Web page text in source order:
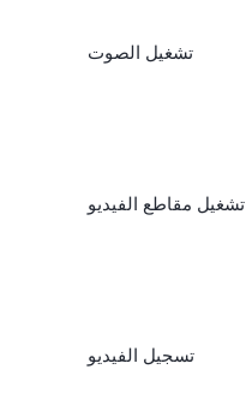
تشغيل الصوت
تشغيل مقاطع الفيديو
تسجيل الفيديو